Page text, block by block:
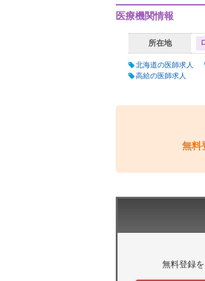
医療機関情報
所在地
北海道の医師求人
高給の医師求人
無料
無料登録